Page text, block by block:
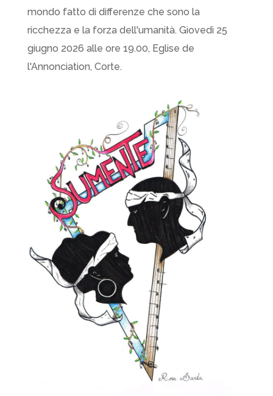
mondo fatto di differenze che sono la
ricchezza e la forza dell'umanità. Giovedì 25
giugno 2026 alle ore 19.00, Eglise de
l'Annonciation, Corte.